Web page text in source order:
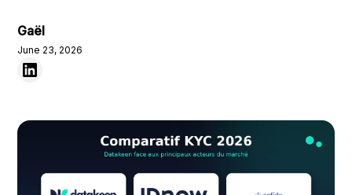
Gaël
June 23, 2026